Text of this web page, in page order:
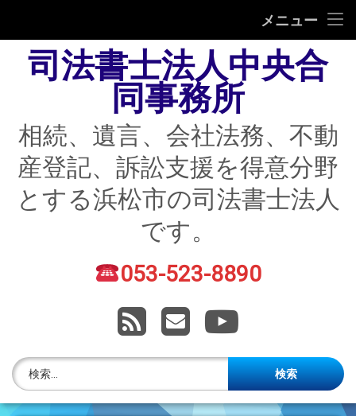
メニュー
相続
不動産登記
債務整理
住宅ローン返済にお困りの方
賃貸トラブル
株主名簿管理人
ご相談について
司法書士法人中央合
同事務所
相続、遺言、会社法務、不動
産登記、訴訟支援を得意分野
とする浜松市の司法書士法人
です。
電話番号: 053-523-8890
RSSメールアドレス
YouTube
検索: